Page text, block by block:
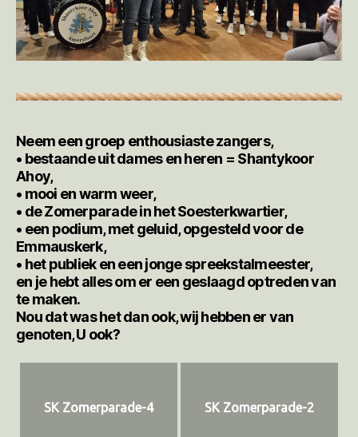
Neem een groep enthousiaste zangers,
• bestaande uit dames en heren = Shantykoor
Ahoy,
• mooi en warm weer,
• de Zomerparade in het Soesterkwartier,
• een podium, met geluid, opgesteld voor de
Emmauskerk,
• het publiek en een jonge spreekstalmeester,
en je hebt alles om er een geslaagd optreden van
te maken.
Nou dat was het dan ook, wij hebben er van
genoten, U ook?
SK Zomerparade-4 SK Zomerparade-2